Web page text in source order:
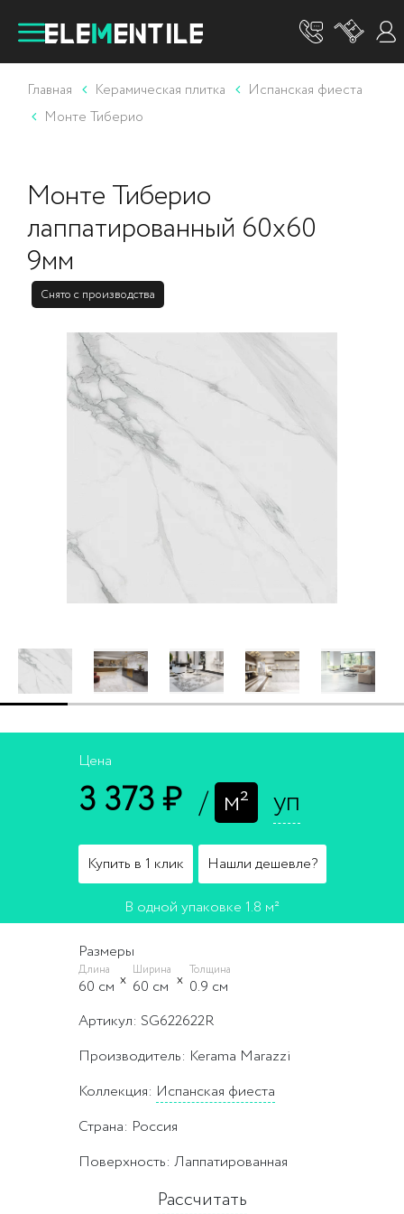
Главная Керамическая плитка
Испанская фиеста
Монте Тиберио
Монте Тиберио
лаппатированный 60x60
9мм
Снято с производства
Цена
3 373 ₽ / м² уп
Купить в 1 клик Нашли дешевле?
В одной упаковке 1.8 м²
Размеры
Длина
60 cм
Ширина
60 cм
Толщина
0.9 cм
Артикул: SG622622R
Производитель: Kerama Marazzi
Коллекция: Испанская фиеста
Страна: Россия
Поверхность: Лаппатированная
Рассчитать